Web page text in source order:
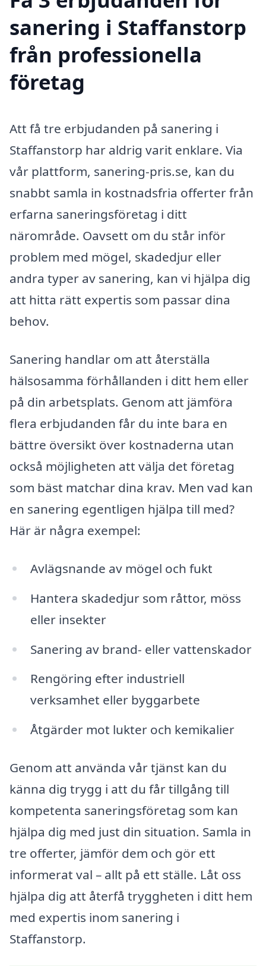
sanering i Staffanstorp
från professionella
företag
Att få tre erbjudanden på sanering i
Staffanstorp har aldrig varit enklare. Via
vår plattform, sanering-pris.se, kan du
snabbt samla in kostnadsfria offerter från
erfarna saneringsföretag i ditt
närområde. Oavsett om du står inför
problem med mögel, skadedjur eller
andra typer av sanering, kan vi hjälpa dig
att hitta rätt expertis som passar dina
behov.
Sanering handlar om att återställa
hälsosamma förhållanden i ditt hem eller
på din arbetsplats. Genom att jämföra
flera erbjudanden får du inte bara en
bättre översikt över kostnaderna utan
också möjligheten att välja det företag
som bäst matchar dina krav. Men vad kan
en sanering egentligen hjälpa till med?
Här är några exempel:
Avlägsnande av mögel och fukt
Hantera skadedjur som råttor, möss
eller insekter
Sanering av brand- eller vattenskador
Rengöring efter industriell
verksamhet eller byggarbete
Åtgärder mot lukter och kemikalier
Genom att använda vår tjänst kan du
känna dig trygg i att du får tillgång till
kompetenta saneringsföretag som kan
hjälpa dig med just din situation. Samla in
tre offerter, jämför dem och gör ett
informerat val – allt på ett ställe. Låt oss
hjälpa dig att återfå tryggheten i ditt hem
med expertis inom sanering i
Staffanstorp.